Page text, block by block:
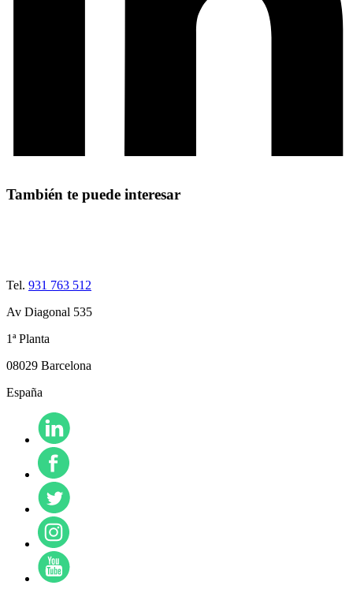
También te puede interesar
Tel. 931 763 512
Av Diagonal 535
1ª Planta
08029 Barcelona
España